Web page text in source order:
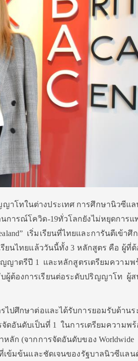
าโทในต่างประเทศ การศึกษานิวซีแ
การณ์โควิด-19ทั่วโลกยังไม่หยุดการแ
เริ่มเรียนที่ไทยและการันตีเข้าศึ
ยนไทยแล้ววันนี้ทั้ง 3 หลักสูตร คือ ผู้ที่ต้
ญาตรีปี 1 และหลักสูตรเตรียมความพ
ผู้ต้องการเรียนต่อระดับปริญญาโท ผู้ส
ไปศึกษาต่อและได้รับการยอมรับด้านร
ดอันดับเป็นที่ 1 ในการเตรียมความพ
ลัก (จากการจัดอันดับของ Worldwide
ที่เข้มข้นและชัดเจนของรัฐบาลนิวซีแล